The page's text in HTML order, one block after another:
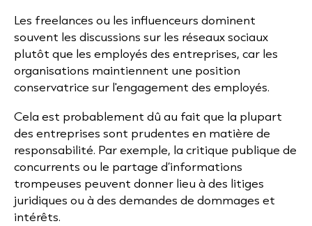
Les freelances ou les influenceurs dominent
souvent les discussions sur les réseaux sociaux
plutôt que les employés des entreprises, car les
organisations maintiennent une position
conservatrice sur l'engagement des employés.
Cela est probablement dû au fait que la plupart
des entreprises sont prudentes en matière de
responsabilité. Par exemple, la critique publique de
concurrents ou le partage d’informations
trompeuses peuvent donner lieu à des litiges
juridiques ou à des demandes de dommages et
intérêts.